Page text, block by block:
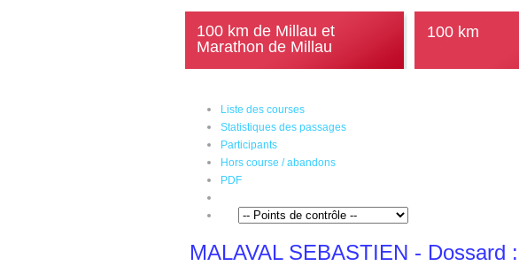
100 km de Millau et
Marathon de Millau
100 km
Liste des courses
Statistiques des passages
Participants
Hors course / abandons
PDF
MALAVAL SEBASTIEN - Dossard :